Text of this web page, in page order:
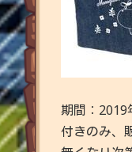
期間：
付きのみ、